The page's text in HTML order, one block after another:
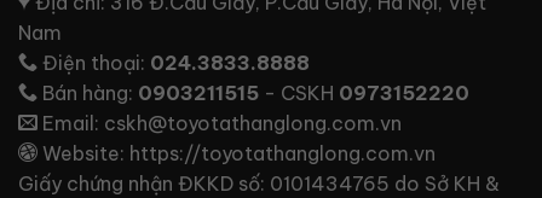
Nam
Điện thoại: 024.3833.8888
Bán hàng: 0903211515 - CSKH 0973152220
Email: cskh@toyotathanglong.com.vn
Website: https://toyotathanglong.com.vn
Giấy chứng nhận ĐKKD số: 0101434765 do Sở KH &